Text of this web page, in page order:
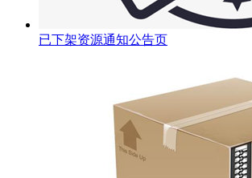
已下架资源通知公告页